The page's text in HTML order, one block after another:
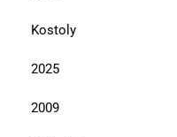
Kostoly
2025
2009